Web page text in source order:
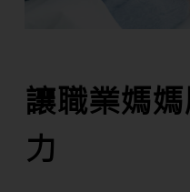
讓職業媽
力